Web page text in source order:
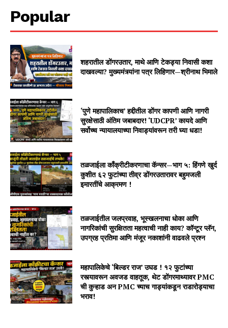
Popular
शहरातील डोंगरउतार, माथे आणि टेकड्या निवासी कशा
दाखवल्या? मुख्यमंत्र्यांना पत्र लिहिणार—श्रीनाथ भिमाले
‘पुणे महापालिकाच’ हद्दीतील डोंगर कापणी आणि नागरी
सुरक्षेसाठी अंतिम जबाबदार! ‘UDCPR’ कायदे आणि
सर्वोच्च न्यायालयाच्या निवाड्यांवरून तरी घ्या धडा!
तळजाईला काँक्रीटीकरणाचा कॅन्सर—भाग ५: हिंगणे खुर्द
कुशीत ६२ फुटांच्या तीव्र डोंगरउतारावर बहुमजली
इमारतींचे आक्रमण !
तळजाईतील जलप्रवाह, भूस्खलनाचा धोका आणि
नागरिकांची सुरक्षितता महत्वाची नाही काय? कॉन्टूर प्लॅन,
उपग्रह प्रतिमा आणि मंजूर नकाशांनी वाढवले प्रश्न
महापालिकेचे ‘बिल्डर राज’ उघड ! १२ फुटांच्या
रस्त्यावरून अवजड वाहतूक, थेट डोंगरमाथ्यावर PMC
ची कुऱ्हाड अन PMC च्याच गाड्यांकडून राडारोड्याचा
भराव!